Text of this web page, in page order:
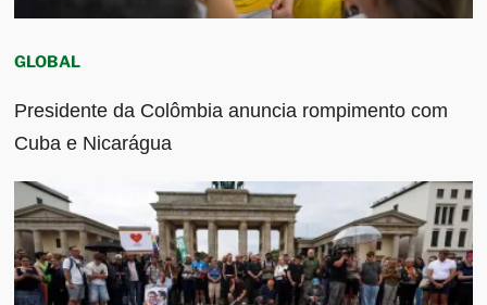
GLOBAL
Presidente da Colômbia anuncia rompimento com
Cuba e Nicarágua